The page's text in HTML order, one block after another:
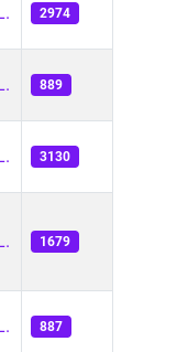
2974
889
3130
1679
887